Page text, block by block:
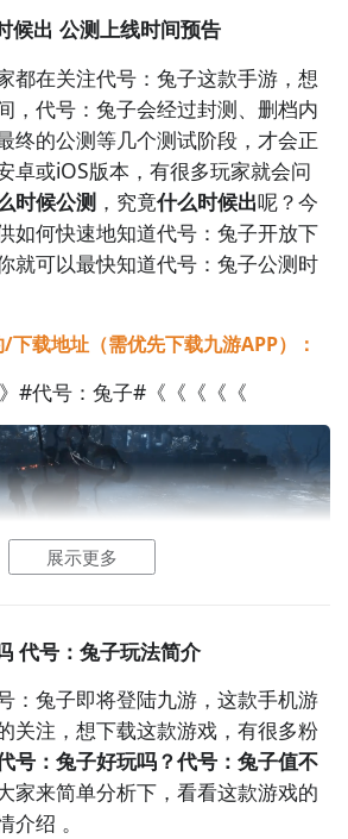
九游APP进行下载，九游APP提供
，
中输入代号：兔子进行搜索，点击
如图所示：如图所示，这样你就不
包，简简单单的两步你就可以安装
安卓手机游戏攻略。
候出 公测上线时间预告
都在关注代号：兔子这款手游，想
，代号：兔子会经过封测、删档内
终的公测等几个测试阶段，才会正
卓或iOS版本，有很多玩家就会问
时候公测，究竟什么时候出呢？今
如何快速地知道代号：兔子开放下
就可以最快知道代号：兔子公测时
载地址（需优先下载九游APP）：
#代号：兔子#《《《《《
展示更多
代号：兔子玩法简介
：兔子即将登陆九游，这款手机游
关注，想下载这款游戏，有很多粉
号：兔子好玩吗？代号：兔子值不
家来简单分析下，看看这款游戏的
介绍 。